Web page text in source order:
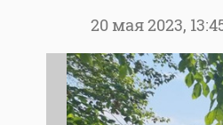
20 мая 2023,